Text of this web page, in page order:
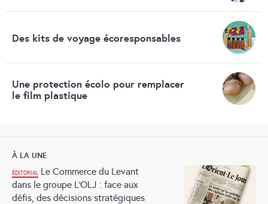
Des kits de voyage écoresponsables
Une protection écolo pour remplacer
le film plastique
À LA UNE
ÉDITORIAL Le Commerce du Levant
dans le groupe L’OLJ : face aux
défis, des décisions stratégiques